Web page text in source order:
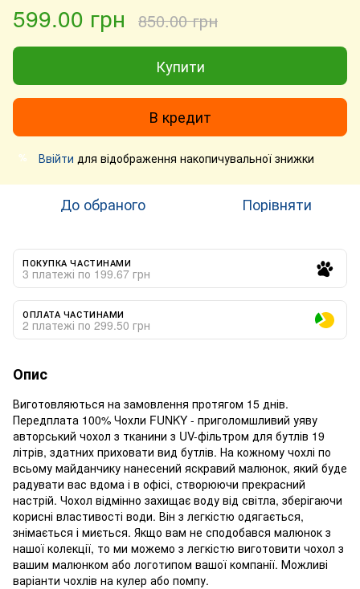
599.00 грн 850.00 грн
Купити
В кредит
% Ввійти для відображення накопичувальної знижки
До обраного Порівняти
ПОКУПКА ЧАСТИНАМИ
3 платежі по 199.67 грн
ОПЛАТА ЧАСТИНАМИ
2 платежі по 299.50 грн
Опис
Виготовляються на замовлення протягом 15 днів.
Передплата 100% Чохли FUNKY - приголомшливий уяву
авторський чохол з тканини з UV-фільтром для бутлів 19
літрів, здатних приховати вид бутлів. На кожному чохлі по
всьому майданчику нанесений яскравий малюнок, який буде
радувати вас вдома і в офісі, створюючи прекрасний
настрій. Чохол відмінно захищає воду від світла, зберігаючи
корисні властивості води. Він з легкістю одягається,
знімається і миється. Якщо вам не сподобався малюнок з
нашої колекції, то ми можемо з легкістю виготовити чохол з
вашим малюнком або логотипом вашої компанії. Можливі
варіанти чохлів на кулер або помпу.